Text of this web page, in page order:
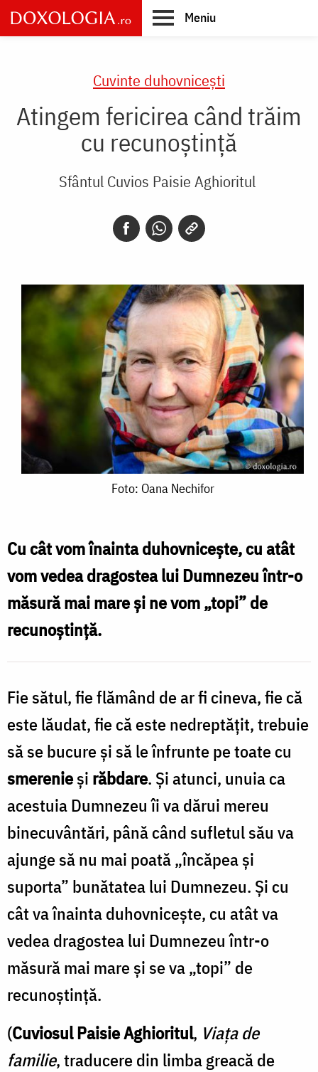
Skip
to
main
Meniu
Cuvinte duhovnicești
Atingem fericirea când trăim
cu recunoștință
Sfântul Cuvios Paisie Aghioritul
Nechifor
Foto: Oana Nechifor
Cu cât vom înainta duhovniceşte, cu atât
vom vedea dragostea lui Dumnezeu într-o
măsură mai mare şi ne vom „topi” de
recunoştinţă.
Fie sătul, fie flămând de ar fi cineva, fie că
este lăudat, fie că este nedreptăţit, trebuie
să se bucure şi să le înfrunte pe toate cu
smerenieşi răbdare. Şi atunci, unuia ca
acestuia Dumnezeu îi va dărui mereu
binecuvântări, până când sufletul său va
ajunge să nu mai poată „încăpea şi
suporta” bunătatea lui Dumnezeu. Şi cu
cât va înainta duhovniceşte, cu atât va
vedea dragostea lui Dumnezeu într-o
măsură mai mare şi se va „topi” de
recunoştinţă.
(Cuviosul Paisie Aghioritul, Viața de
familie, traducere din limba greacă de